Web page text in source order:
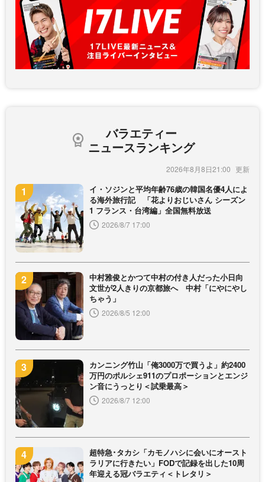
バラエティー
ニュースランキング
2026年8月8日21:00
イ・ソジンと平均年齢76歳の韓国名優4人によ
る海外旅行記 「花よりおじいさん シーズン
1 フランス・台湾編」全国無料放送
2026/8/7 17:00
中村雅俊とかつて中村の付き人だった小日向
文世が2人きりの京都旅へ 中村「にやにやし
ちゃう」
2026/8/5 12:00
カンニング竹山「俺3000万で買うよ」約2400
万円のポルシェ911のプロポーションとエンジ
ン音にうっとり＜試乗最高＞
2026/8/7 12:00
超特急･タカシ「カモノハシに会いにオースト
ラリアに行きたい」FODで記録を出した10周
年迎える冠バラエティ＜トレタリ＞